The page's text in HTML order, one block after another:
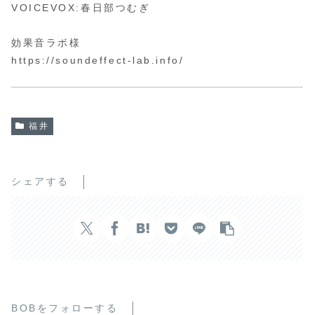
VOICEVOX:春日部つむぎ
効果音ラボ様
https://soundeffect-lab.info/
福井
シェアする
BOBをフォローする